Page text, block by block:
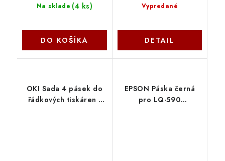
Na sklade (4 ks)
DO KOŠÍKA
Vypredané
DETAIL
OKI Sada 4 pásek do
řádkových tiskáren -
EPSON Páska černá
pro LQ-590